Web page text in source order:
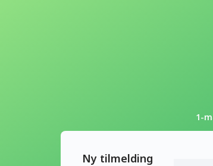
1-
Ny tilmelding